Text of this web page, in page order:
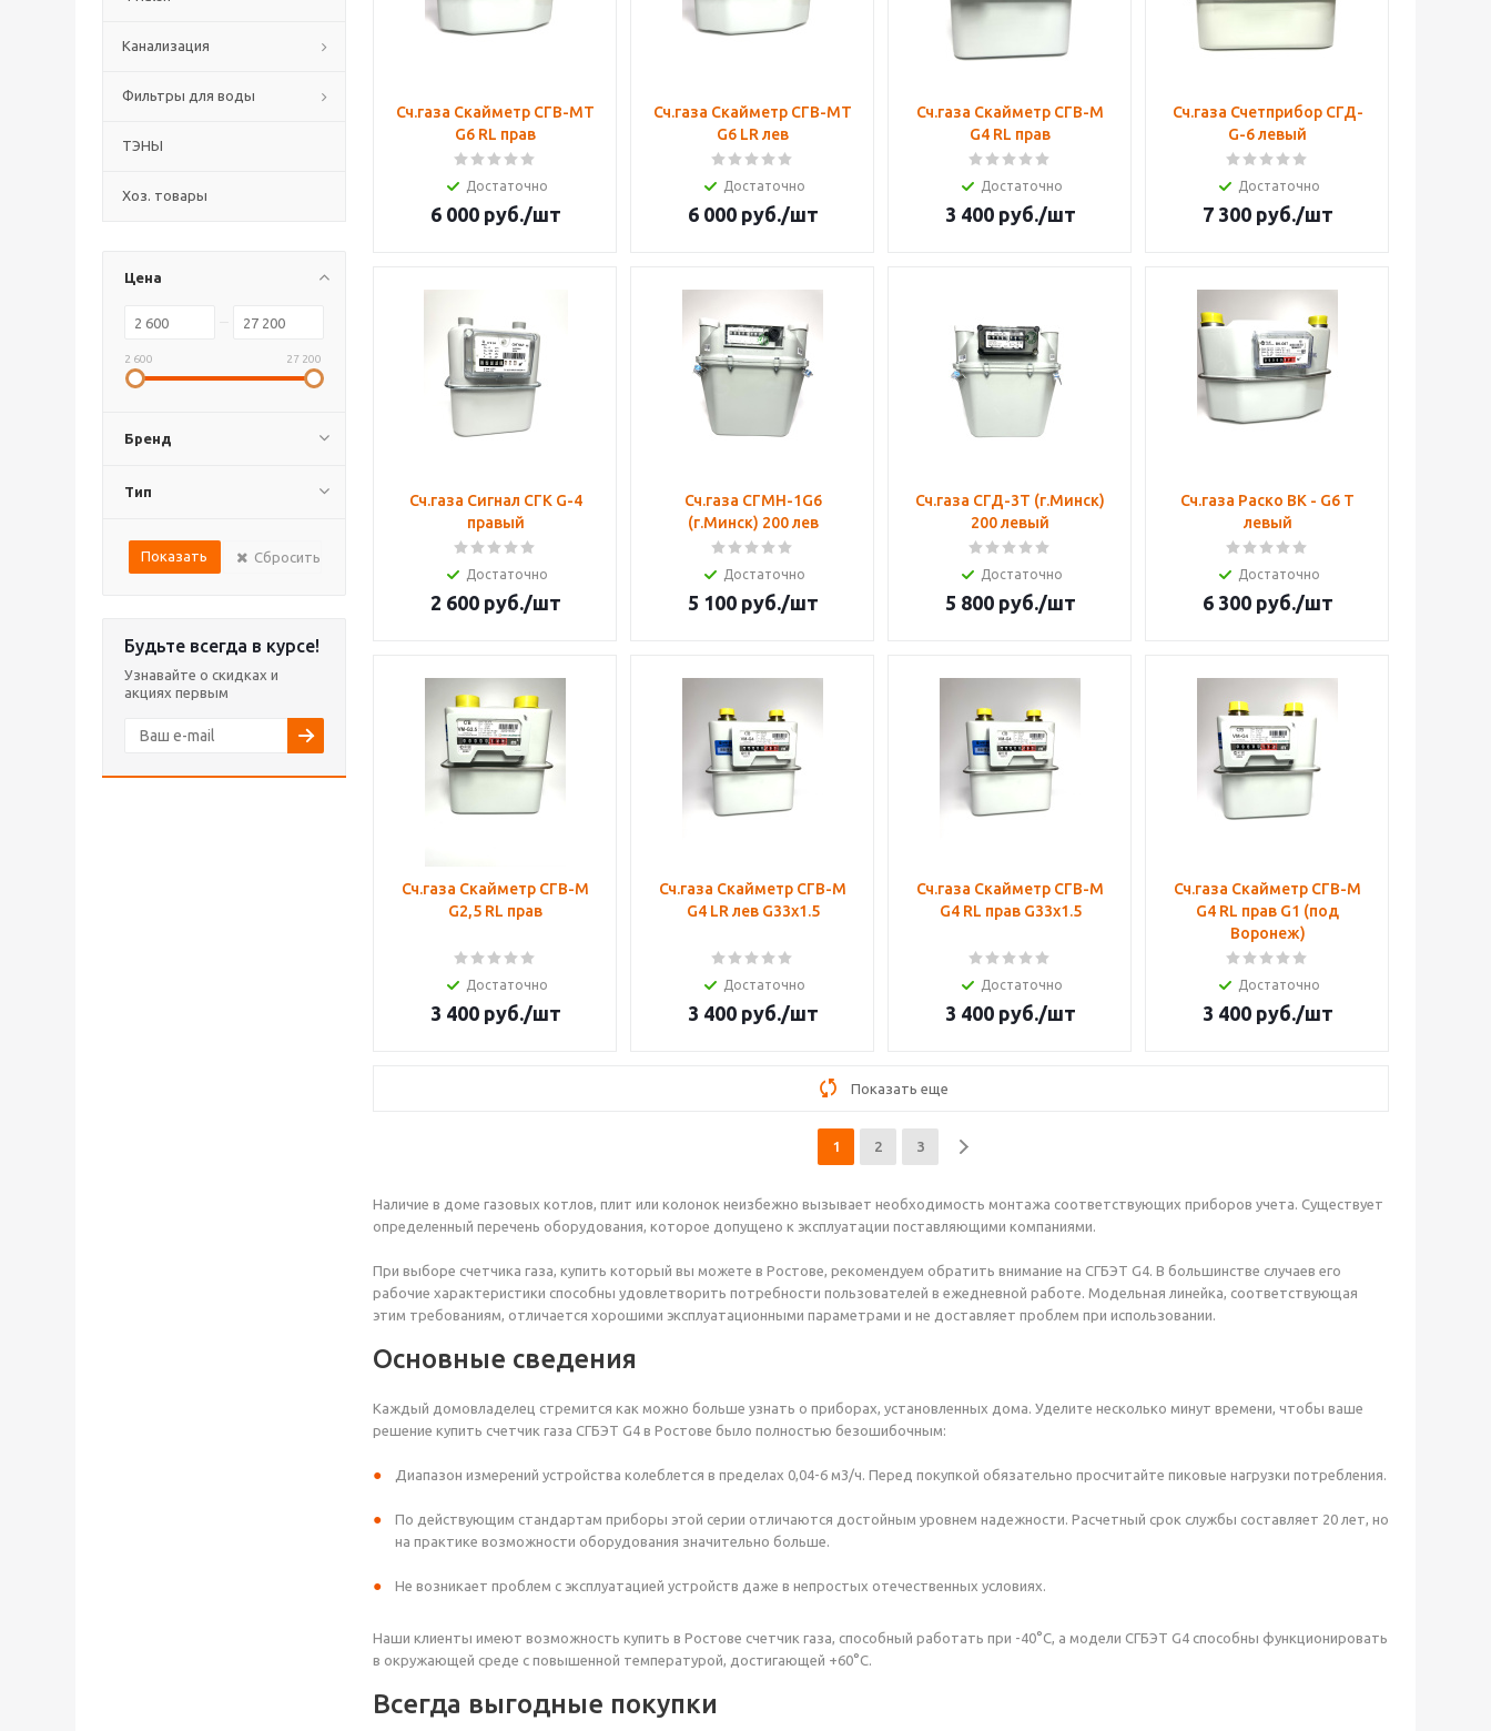
Канализация
Фильтры для воды
ТЭНЫ
Хоз. товары
Цена
2 600 27 200
Бренд
Тип
Сбросить
Будьте всегда в курсе!
Узнавайте о скидках и
акциях первым
Сч.газа Скайметр СГВ-МТ
G6 RL прав
Достаточно
6 000руб./шт
Сч.газа Скайметр СГВ-МТ
G6 LR лев
Достаточно
6 000руб./шт
Сч.газа Скайметр СГВ-М
G4 RL прав
Достаточно
3 400руб./шт
Сч.газа Счетприбор СГД-
G-6 левый
Достаточно
7 300руб./шт
Сч.газа Сигнал СГК G-4
правый
Достаточно
2 600руб./шт
Сч.газа СГМН-1G6
(г.Минск) 200 лев
Достаточно
5 100руб./шт
Сч.газа СГД-3Т (г.Минск)
200 левый
Достаточно
5 800руб./шт
Сч.газа Раско ВК - G6 Т
левый
Достаточно
6 300руб./шт
Сч.газа Скайметр СГВ-М
G2,5 RL прав
Достаточно
3 400руб./шт
Сч.газа Скайметр СГВ-М
G4 LR лев G33х1.5
Достаточно
3 400руб./шт
Сч.газа Скайметр СГВ-М
G4 RL прав G33х1.5
Достаточно
3 400руб./шт
Сч.газа Скайметр СГВ-М
G4 RL прав G1 (под
Воронеж)
Достаточно
3 400руб./шт
Показать еще
1 2 3
Наличие в доме газовых котлов, плит или колонок неизбежно вызывает необходимость монтажа соответствующих приборов учета. Существует
определенный перечень оборудования, которое допущено к эксплуатации поставляющими компаниями.
При выборе счетчика газа, купить который вы можете в Ростове, рекомендуем обратить внимание на СГБЭТ G4. В большинстве случаев его
рабочие характеристики способны удовлетворить потребности пользователей в ежедневной работе. Модельная линейка, соответствующая
этим требованиям, отличается хорошими эксплуатационными параметрами и не доставляет проблем при использовании.
Основные сведения
Каждый домовладелец стремится как можно больше узнать о приборах, установленных дома. Уделите несколько минут времени, чтобы ваше
решение купить счетчик газа СГБЭТ G4 в Ростове было полностью безошибочным:
Диапазон измерений устройства колеблется в пределах 0,04-6 м3/ч. Перед покупкой обязательно просчитайте пиковые нагрузки потребления.
По действующим стандартам приборы этой серии отличаются достойным уровнем надежности. Расчетный срок службы составляет 20 лет, но
на практике возможности оборудования значительно больше.
Не возникает проблем с эксплуатацией устройств даже в непростых отечественных условиях.
Наши клиенты имеют возможность купить в Ростове счетчик газа, способный работать при -40°С, а модели СГБЭТ G4 способны функционировать
в окружающей среде с повышенной температурой, достигающей +60°С.
Всегда выгодные покупки